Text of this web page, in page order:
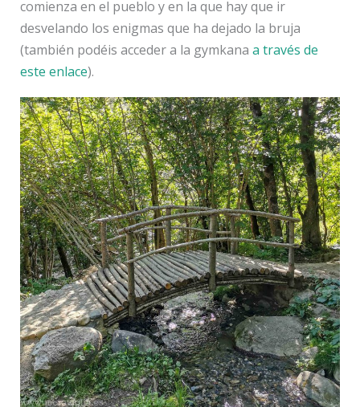
comienza en el pueblo y en la que hay que ir
desvelando los enigmas que ha dejado la bruja
(también podéis acceder a la gymkana a través de
este enlace).